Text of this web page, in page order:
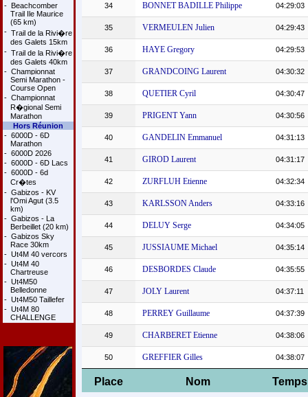
- Beachcomber
Trail Ile Maurice
(65 km)
- Trail de la Rivi�re
des Galets 15km
- Trail de la Rivi�re
des Galets 40km
- Championnat
Semi Marathon -
Course Open
- Championnat
R�gional Semi
Marathon
Hors Réunion
- 6000D - 6D
Marathon
- 6000D 2026
- 6000D - 6D Lacs
- 6000D - 6d
Cr�tes
- Gabizos - KV
l'Omi Agut (3.5
km)
- Gabizos - La
Berbeillet (20 km)
- Gabizos Sky
Race 30km
- Ut4M 40 vercors
- Ut4M 40
Chartreuse
- Ut4M50
Belledonne
- Ut4M50 Taillefer
- Ut4M 80
CHALLENGE
Place Nom Temps
34 BONNET BADILLE Philippe 04:29:03
35 VERMEULEN Julien 04:29:43
36 HAYE Gregory 04:29:53
37 GRANDCOING Laurent 04:30:32
38 QUETIER Cyril 04:30:47
39 PRIGENT Yann 04:30:56
40 GANDELIN Emmanuel 04:31:13
41 GIROD Laurent 04:31:17
42 ZURFLUH Etienne 04:32:34
43 KARLSSON Anders 04:33:16
44 DELUY Serge 04:34:05
45 JUSSIAUME Michael 04:35:14
46 DESBORDES Claude 04:35:55
47 JOLY Laurent 04:37:11
48 PERREY Guillaume 04:37:39
49 CHARBERET Etienne 04:38:06
50 GREFFIER Gilles 04:38:07